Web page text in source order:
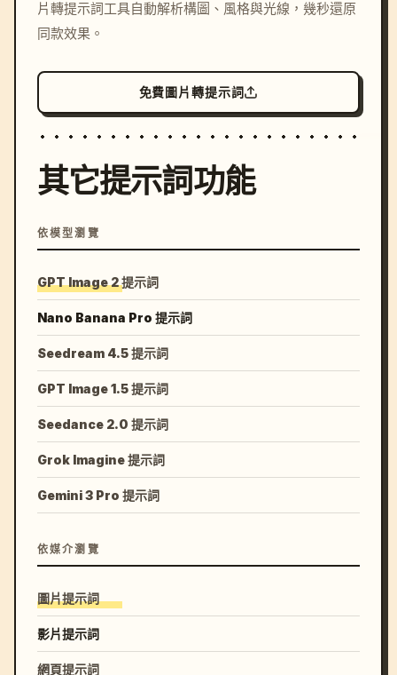
colors, 8k --v 6.0
片轉提示詞工具自動解析構圖、風格與光線，幾秒還原
同款效果。
免費圖片轉提示詞
其它提示詞功能
依模型瀏覽
GPT Image 2 提示詞
Nano Banana Pro 提示詞
Seedream 4.5 提示詞
GPT Image 1.5 提示詞
Seedance 2.0 提示詞
Grok Imagine 提示詞
Gemini 3 Pro 提示詞
依媒介瀏覽
圖片提示詞
影片提示詞
網頁提示詞